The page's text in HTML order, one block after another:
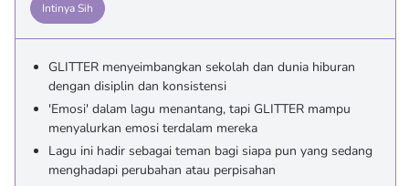
Intinya Sih
GLITTER menyeimbangkan sekolah dan dunia hiburan
dengan disiplin dan konsistensi
'Emosi' dalam lagu menantang, tapi GLITTER mampu
menyalurkan emosi terdalam mereka
Lagu ini hadir sebagai teman bagi siapa pun yang sedang
menghadapi perubahan atau perpisahan